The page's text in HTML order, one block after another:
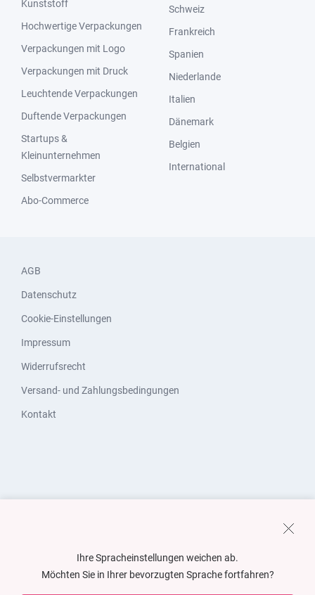
Kunststoff
Hochwertige Verpackungen
Verpackungen mit Logo
Verpackungen mit Druck
Leuchtende Verpackungen
Duftende Verpackungen
Startups &
Kleinunternehmen
Selbstvermarkter
Abo-Commerce
Schweiz
Frankreich
Spanien
Niederlande
Italien
Dänemark
Belgien
International
AGB
Datenschutz
Cookie-Einstellungen
Impressum
Widerrufsrecht
Versand- und Zahlungsbedingungen
Kontakt
Ihre Spracheinstellungen weichen ab.
Möchten Sie in Ihrer bevorzugten Sprache fortfahren?